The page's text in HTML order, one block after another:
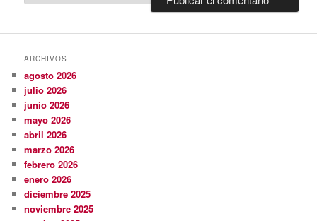
ARCHIVOS
agosto 2026
julio 2026
junio 2026
mayo 2026
abril 2026
marzo 2026
febrero 2026
enero 2026
diciembre 2025
noviembre 2025